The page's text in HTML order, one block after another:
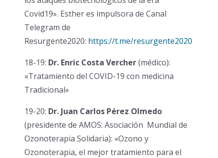
Covid19». Esther es impulsora de Canal
Telegram de
Resurgente2020: https://t.me/resurgente2020
18-19: Dr. Enric Costa Vercher(médico):
«Tratamiento del COVID-19 con medicina
Tradicional»
19-20: Dr. Juan Carlos Pérez Olmedo
(presidente de AMOS: Asociación Mundial de
Ozonoterapia Solidaria): «Ozono y
Ozonoterapia, el mejor tratamiento para el